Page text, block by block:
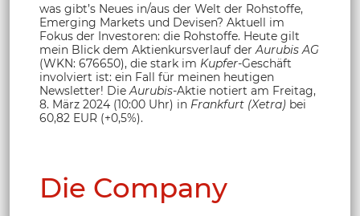
was gibt’s Neues in/aus der Welt der Rohstoffe,
Emerging Markets und Devisen? Aktuell im
Fokus der Investoren: die Rohstoffe. Heute gilt
mein Blick dem Aktienkursverlauf derAurubis AG
(WKN: 676650), die stark im Kupfer-Geschäft
involviert ist: ein Fall für meinen heutigen
Newsletter! DieAurubis-Aktie notiert am Freitag,
8. März 2024 (10:00 Uhr) in Frankfurt (Xetra) bei
60,82 EUR (+0,5%).
Die Company